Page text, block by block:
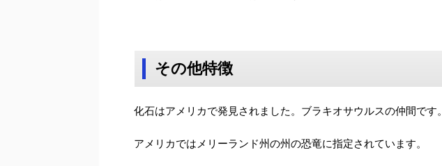
その他特徴
化石はアメリカで発見されました。ブラキオサウルスの仲間です。
アメリカではメリーランド州の州の恐竜に指定されています。